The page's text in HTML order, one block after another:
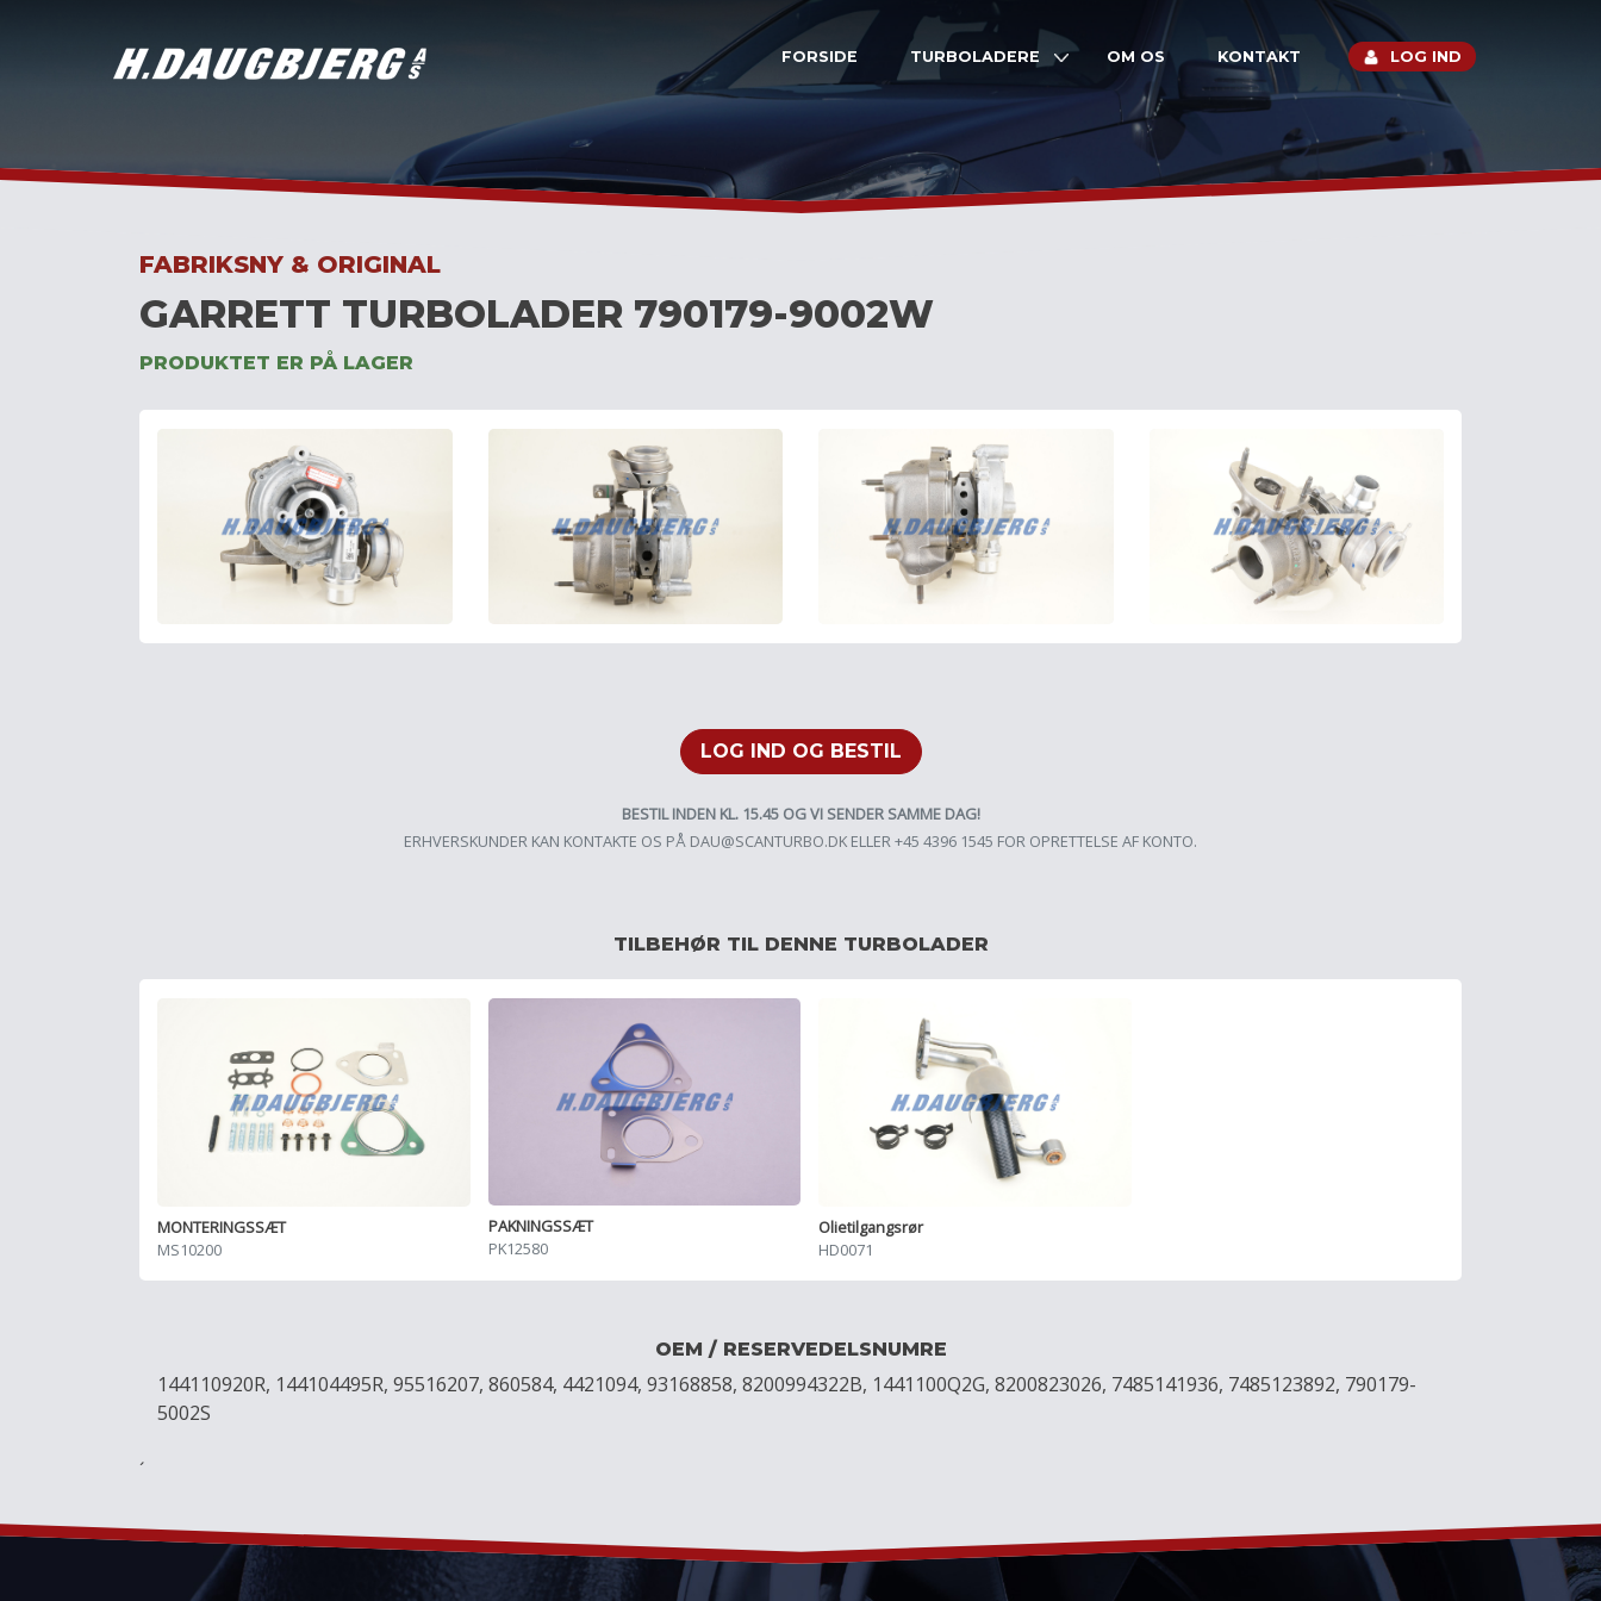
FORSIDE TURBOLADERE OM OS KONTAKT LOG IND
FABRIKSNY & ORIGINAL
GARRETT TURBOLADER 790179-9002W
PRODUKTET ER PÅ LAGER
LOG IND OG BESTIL
BESTIL INDEN KL. 15.45 OG VI SENDER SAMME DAG!
ERHVERSKUNDER KAN KONTAKTE OS PÅ DAU@SCANTURBO.DK ELLER +45 4396 1545 FOR OPRETTELSE AF KONTO.
TILBEHØR TIL DENNE TURBOLADER
MONTERINGSSÆT
MS10200
PAKNINGSSÆT
PK12580
Olietilgangsrør
HD0071
OEM / RESERVEDELSNUMRE
144110920R, 144104495R, 95516207, 860584, 4421094, 93168858, 8200994322B, 1441100Q2G, 8200823026, 7485141936, 7485123892, 790179-
5002S
´